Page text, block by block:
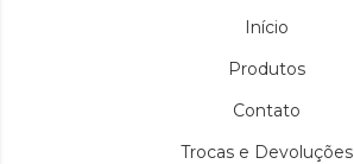
Início
Produtos
Contato
Trocas e Devoluções